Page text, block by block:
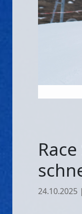
24.10.2025 |